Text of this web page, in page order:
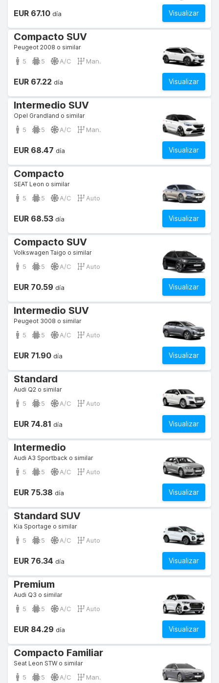
Visualizar
EUR 67.10 día
Compacto SUV
Peugeot 2008 o similar
5 5 A/C Man.
Visualizar
EUR 67.22 día
Intermedio SUV
Opel Grandland o similar
5 5 A/C Man.
Visualizar
EUR 68.47 día
Compacto
SEAT Leon o similar
5 5 A/C Auto
Visualizar
EUR 68.53 día
Compacto SUV
Volkswagen Taigo o similar
5 5 A/C Auto
Visualizar
EUR 70.59 día
Intermedio SUV
Peugeot 3008 o similar
5 5 A/C Auto
Visualizar
EUR 71.90 día
Standard
Audi Q2 o similar
5 5 A/C Auto
Visualizar
EUR 74.81 día
Intermedio
Audi A3 Sportback o similar
5 5 A/C Auto
Visualizar
EUR 75.38 día
Standard SUV
Kia Sportage o similar
5 5 A/C Auto
Visualizar
EUR 76.34 día
Premium
Audi Q3 o similar
5 5 A/C Auto
Visualizar
EUR 84.29 día
Compacto Familiar
Seat Leon STW o similar
5 5 A/C Man.